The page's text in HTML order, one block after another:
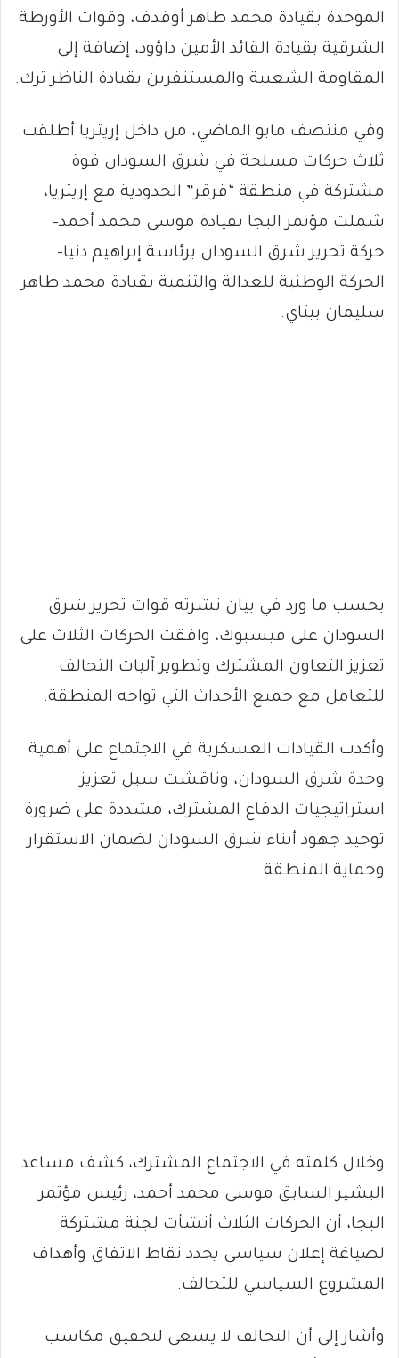
الموحدة بقيادة محمد طاهر أوقدف، وقوات الأورطة
الشرقية بقيادة القائد الأمين داؤود، إضافة إلى
المقاومة الشعبية والمستنفرين بقيادة الناظر ترك.
وفي منتصف مايو الماضي، من داخل إريتريا أطلقت
ثلاث حركات مسلحة في شرق السودان قوة
مشتركة في منطقة “قرقر” الحدودية مع إريتريا،
شملت مؤتمر البجا بقيادة موسى محمد أحمد-
حركة تحرير شرق السودان برئاسة إبراهيم دنيا-
الحركة الوطنية للعدالة والتنمية بقيادة محمد طاهر
سليمان بيتاي.
بحسب ما ورد في بيان نشرته قوات تحرير شرق
السودان على فيسبوك، وافقت الحركات الثلاث على
تعزيز التعاون المشترك وتطوير آليات التحالف
للتعامل مع جميع الأحداث التي تواجه المنطقة.
وأكدت القيادات العسكرية في الاجتماع على أهمية
وحدة شرق السودان، وناقشت سبل تعزيز
استراتيجيات الدفاع المشترك، مشددة على ضرورة
توحيد جهود أبناء شرق السودان لضمان الاستقرار
وحماية المنطقة.
وخلال كلمته في الاجتماع المشترك، كشف مساعد
البشير السابق موسى محمد أحمد، رئيس مؤتمر
البجا، أن الحركات الثلاث أنشأت لجنة مشتركة
لصياغة إعلان سياسي يحدد نقاط الاتفاق وأهداف
المشروع السياسي للتحالف.
وأشار إلى أن التحالف لا يسعى لتحقيق مكاسب